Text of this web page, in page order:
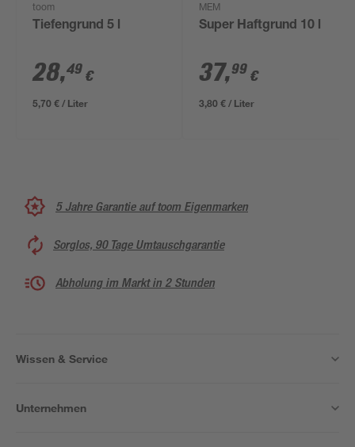
toom
Tiefengrund 5 l
28,49 €
5,70 € / Liter
MEM
Super Haftgrund 10 l
37,99 €
3,80 € / Liter
5 Jahre Garantie auf toom Eigenmarken
Sorglos, 90 Tage Umtauschgarantie
Abholung im Markt in 2 Stunden
Wissen & Service
Unternehmen